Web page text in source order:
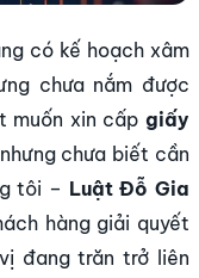
có kế hoạch xâm
chưa nắm được
muốn xin cấp giấy
nhưng chưa biết cần
tôi – Luật Đỗ Gia
hàng giải quyết
đang trăn trở liên